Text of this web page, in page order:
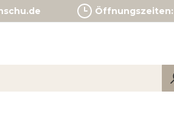
Öffnungszeiten: